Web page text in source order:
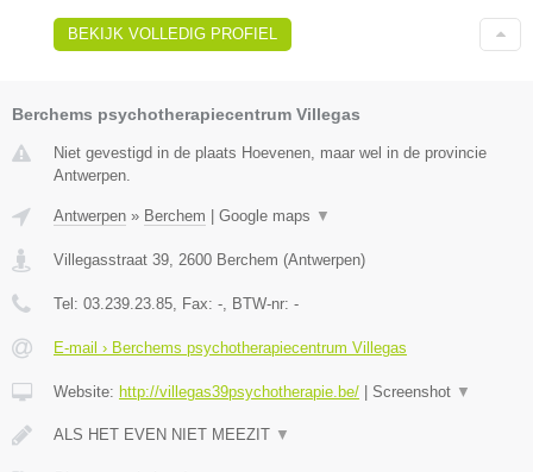
BEKIJK VOLLEDIG PROFIEL
Berchems psychotherapiecentrum Villegas
Niet gevestigd in de plaats Hoevenen, maar wel in de provincie
Antwerpen.
Antwerpen » Berchem Google maps ▼
Villegasstraat 39 2600 Berchem (Antwerpen)
Tel: 03.239.23.85 , Fax: - , BTW-nr: -
E-mail › Berchems psychotherapiecentrum Villegas
Website: http://villegas39psychotherapie.be/ Screenshot ▼
ALS HET EVEN NIET MEEZIT ▼